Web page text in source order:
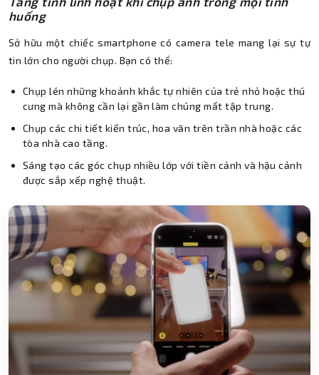
huống
Sở hữu một chiếc smartphone có camera tele mang lại sự tự
tin lớn cho người chụp. Bạn có thể:
Chụp lén những khoảnh khắc tự nhiên của trẻ nhỏ hoặc thú
cưng mà không cần lại gần làm chúng mất tập trung.
Chụp các chi tiết kiến trúc, hoa văn trên trần nhà hoặc các
tòa nhà cao tầng.
Sáng tạo các góc chụp nhiều lớp với tiền cảnh và hậu cảnh
được sắp xếp nghệ thuật.